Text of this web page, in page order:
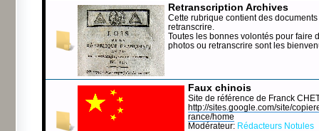
Retranscription Archives
Cette rubrique contient des
retranscrire.
Toutes les bonnes volontés pour faire
photos ou retranscrire sont les
Faux chinois
Site de référence de Franck
http://sites.google.com/site/
rance/home
Modérateur: Rédacteurs Notules